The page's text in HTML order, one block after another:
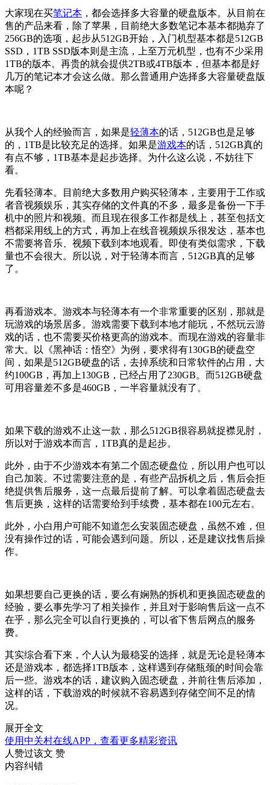
大家现在买笔记本 ，都会选择多大容量的硬盘版本。从目前在
售的产品来看，除了苹果，目前绝大多数笔记本基本都抛弃了
256GB的选项，起步从512GB开始，入门机型基本都是512GB
SSD，1TB SSD版本则是主流，上至万元机型，也有不少采用
1TB的版本。再贵的就会提供2TB或4TB版本，但基本都是好
几万的笔记本才会这么做。那么普通用户选择多大容量硬盘版
本呢？
从我个人的经验而言，如果是轻薄本的话，512GB也是足够
的，1TB是比较充足的选择。如果是游戏本的话，512GB真的
有点不够，1TB基本是起步选择。为什么这么说，不妨往下
看。
先看轻薄本。目前绝大多数用户购买轻薄本，主要用于工作或
者音视频娱乐，其实存储的文件真的不多，最多是备份一下手
机中的照片和视频。而且现在很多工作都是线上，甚至包括文
档都采用线上的方式，再加上在线音视频娱乐很发达，基本也
不需要将音乐、视频下载到本地观看。即使有类似需求，下载
量也不会很大。所以说，对于轻薄本而言，512GB真的足够
了。
再看游戏本。游戏本与轻薄本有一个非常重要的区别，那就是
玩游戏的场景居多。游戏需要下载到本地才能玩，不然玩云游
戏的话，也不需要买价格更高的游戏本。而现在游戏的容量非
常大。以《黑神话：悟空》为例，要求得有130GB的硬盘空
间，如果是512GB硬盘的话，去掉系统和日常软件的占用，大
约100GB，再加上130GB，已经占用了230GB。而512GB硬盘
可用容量差不多是460GB，一半容量就没有了。
如果下载的游戏不止这一款，那么512GB很容易就捉襟见肘，
所以对于游戏本而言，1TB真的是起步。
此外，由于不少游戏本有第二个固态硬盘位，所以用户也可以
自己加装。不过需要注意的是，有些产品拆机之后，售后会拒
绝提供售后服务，这一点最后提前了解。可以拿着固态硬盘去
售后更换，这样的话需要给到手续费，基本都在100元左右。
此外，小白用户可能不知道怎么安装固态硬盘，虽然不难，但
没有操作过的话，可能会遇到问题。所以，还是建议找售后操
作。
如果想要自己更换的话，要么有娴熟的拆机和更换固态硬盘的
经验，要么事先学习了相关操作，并且对于影响售后这一点不
在乎，那么完全可以自行更换的，可以省下售后网点的服务
费。
其实综合看下来，个人认为最稳妥的选择，就是无论是轻薄本
还是游戏本，都选择1TB版本，这样遇到存储瓶颈的时间会靠
后一些。游戏本的话，建议购入固态硬盘，并前往售后添加，
这样的话，下载游戏的时候就不容易遇到存储空间不足的情
况。
展开全文
使用中关村在线APP，查看更多精彩资讯
人赞过该文 赞
内容纠错